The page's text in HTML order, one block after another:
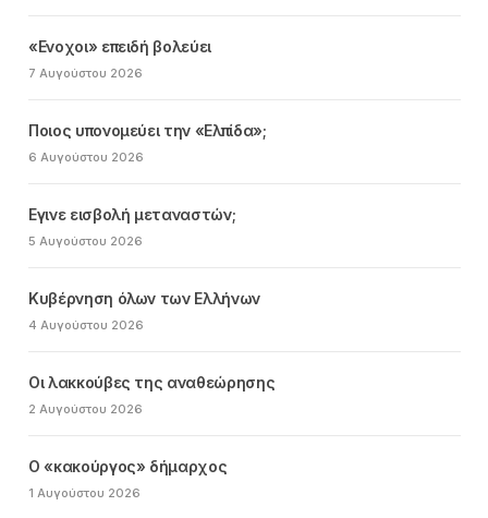
«Ενοχοι» επειδή βολεύει
7 Αυγούστου 2026
Ποιος υπονομεύει την «Ελπίδα»;
6 Αυγούστου 2026
Εγινε εισβολή μεταναστών;
5 Αυγούστου 2026
Κυβέρνηση όλων των Ελλήνων
4 Αυγούστου 2026
Οι λακκούβες της αναθεώρησης
2 Αυγούστου 2026
Ο «κακούργος» δήμαρχος
1 Αυγούστου 2026